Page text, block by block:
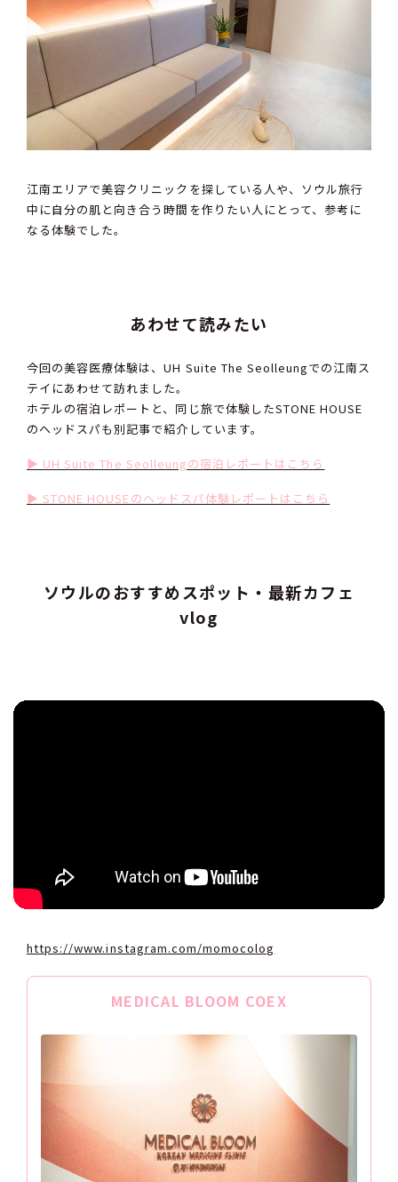
江南エリアで美容クリニックを探している人や、ソウル旅行
中に自分の肌と向き合う時間を作りたい人にとって、参考に
なる体験でした。
あわせて読みたい
今回の美容医療体験は、UH Suite The Seolleungでの江南ス
テイにあわせて訪れました。
ホテルの宿泊レポートと、同じ旅で体験したSTONE HOUSE
のヘッドスパも別記事で紹介しています。
▶︎ UH Suite The Seolleungの宿泊レポートはこちら
▶︎ STONE HOUSEのヘッドスパ体験レポートはこちら
ソウルのおすすめスポット・最新カフェ
vlog
https://www.instagram.com/momocolog
MEDICAL BLOOM COEX